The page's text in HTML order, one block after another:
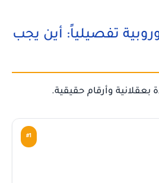
تفصيلياً: أين يجب
بعقلانية وأرقام حقيقية.
#1